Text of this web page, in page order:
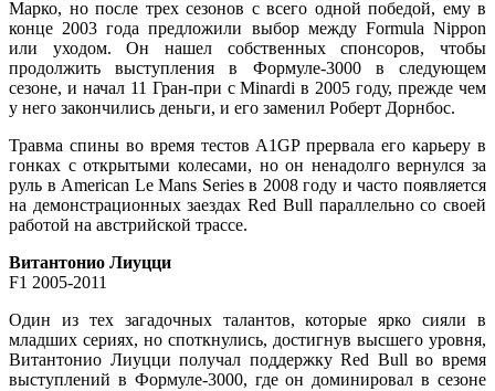
Марко, но после трех сезонов с всего одной победой, ему в
конце 2003 года предложили выбор между Formula Nippon
или уходом. Он нашел собственных спонсоров, чтобы
продолжить выступления в Формуле-3000 в следующем
сезоне, и начал 11 Гран-при с Minardi в 2005 году, прежде чем
у него закончились деньги, и его заменил Роберт Дорнбос.
Травма спины во время тестов A1GP прервала его карьеру в
гонках с открытыми колесами, но он ненадолго вернулся за
руль в American Le Mans Series в 2008 году и часто появляется
на демонстрационных заездах Red Bull параллельно со своей
работой на австрийской трассе.
Витантонио Лиуцци
F1 2005-2011
Один из тех загадочных талантов, которые ярко сияли в
младших сериях, но споткнулись, достигнув высшего уровня,
Витантонио Лиуцци получал поддержку Red Bull во время
выступлений в Формуле-3000, где он доминировал в сезоне